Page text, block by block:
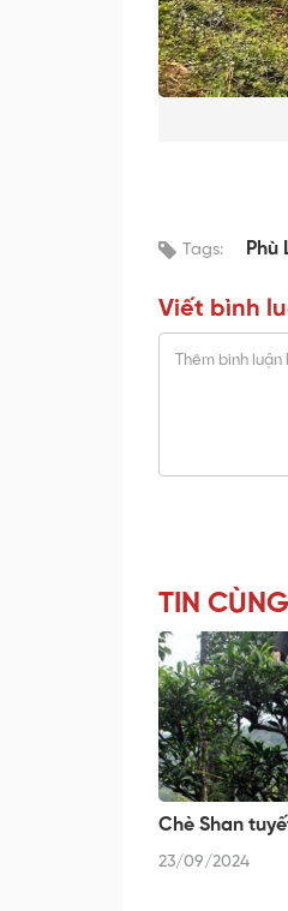
Tags:
Viết bình
TIN
Chè Shan
23/09/2024